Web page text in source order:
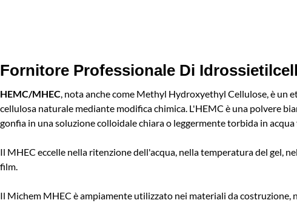
Fornitore Professionale Di
HEMC/MHEC , nota anche come Methyl Hydroxyethyl Cellulose, è un
cellulosa naturale mediante modifica chimica. L'HEMC è una polvere
gonfia in una soluzione colloidale chiara o leggermente torbida in acqua
Il MHEC eccelle nella ritenzione dell'acqua, nella temperatura del gel,
film.
Il Michem MHEC è ampiamente utilizzato nei materiali da costruzione,